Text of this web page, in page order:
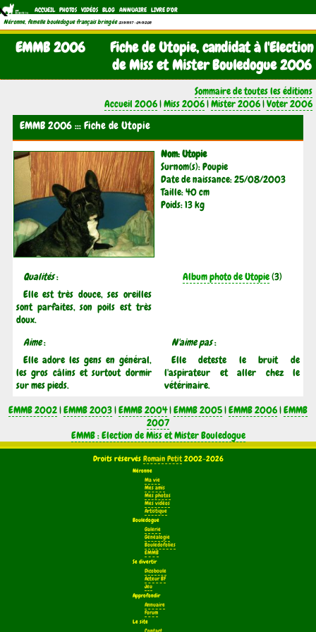
ACCUEIL PHOTOS VIDÉOS BLOG ANNUAIRE LIVRE D'OR
Néronne, femelle bouledogue français bringée (21/11/1997 - 04/11/2011)
EMMB 2006
Fiche de Utopie, candidat à l'Election
de Miss et Mister Bouledogue 2006
Sommaire de toutes les éditions
Accueil 2006|Miss 2006|Mister 2006|Voter 2006
EMMB 2006 ::: Fiche de Utopie
Nom: Utopie
Surnom(s): Poupie
Date de naissance: 25/08/2003
Taille: 40 cm
Poids: 13 kg
Qualités:
Elle est très douce, ses oreilles
sont parfaites, son poils est très
doux.
Album photo de Utopie(3)
Aime:
Elle adore les gens en général,
les gros câlins et surtout dormir
sur mes pieds.
N'aime pas:
Elle deteste le bruit de
l'aspirateur et aller chez le
vétérinaire.
EMMB 2002|EMMB 2003|EMMB 2004|EMMB 2005|EMMB 2006|EMMB
2007
EMMB : Election de Miss et Mister Bouledogue
Droits réservés Romain Petit2002-2026
Néronne
Ma vie
Mes amis
Mes photos
Mes vidéos
Artistique
Bouledogue
Galerie
Généalogie
Bouledofolies
EMMB
Se divertir
Dicoboule
Acteur BF
Jeu
Approfondir
Annuaire
Forum
Le site